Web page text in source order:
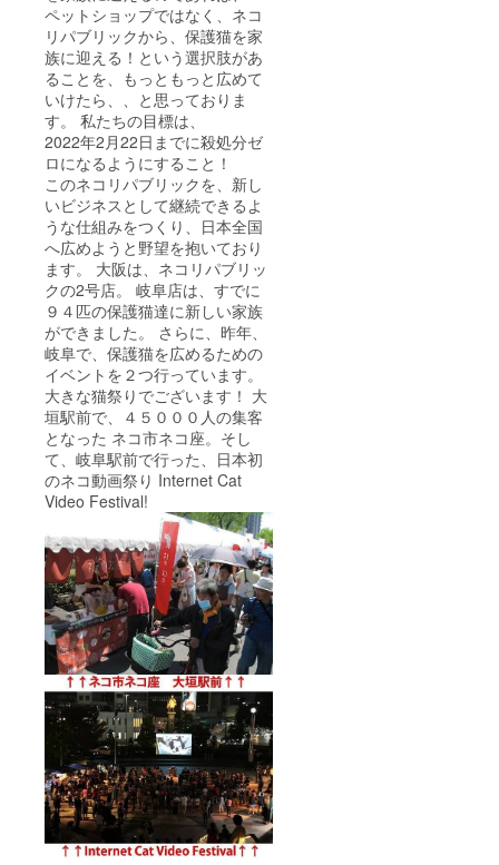
ペットショップではなく、ネコ
リパブリックから、保護猫を家
族に迎える！という選択肢があ
ることを、もっともっと広めて
いけたら、、と思っておりま
す。 私たちの目標は、
2022年2月22日までに殺処分ゼ
ロになるようにすること！
このネコリパブリックを、新し
いビジネスとして継続できるよ
うな仕組みをつくり、日本全国
へ広めようと野望を抱いており
ます。 大阪は、ネコリパブリッ
クの2号店。 岐阜店は、すでに
９４匹の保護猫達に新しい家族
ができました。 さらに、昨年、
岐阜で、保護猫を広めるための
イベントを２つ行っています。
大きな猫祭りでございます！ 大
垣駅前で、４５０００人の集客
となった ネコ市ネコ座。そし
て、岐阜駅前で行った、日本初
のネコ動画祭り Internet Cat
Video Festival!